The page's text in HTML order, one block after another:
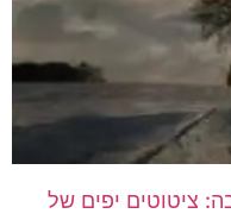
ציטוטים יפים של